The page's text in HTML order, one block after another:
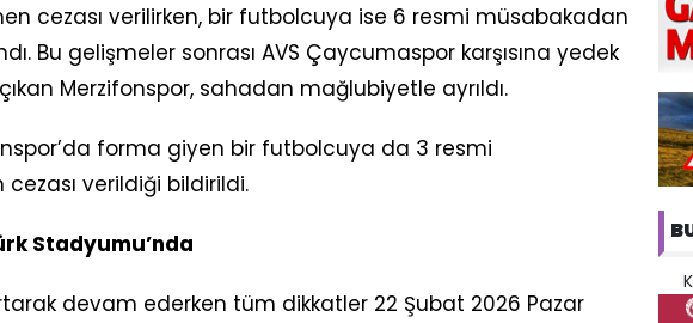
cezası verilirken, bir futbolcuya ise 6 resmi müsabakadan
Bu gelişmeler sonrası AVS Çaycumaspor karşısına yedek
çıkan Merzifonspor, sahadan mağlubiyetle ayrıldı.
forma giyen bir futbolcuya da 3 resmi
verildiği bildirildi.
Stadyumu’nda
devam ederken tüm dikkatler 22 Şubat 2026 Pazar